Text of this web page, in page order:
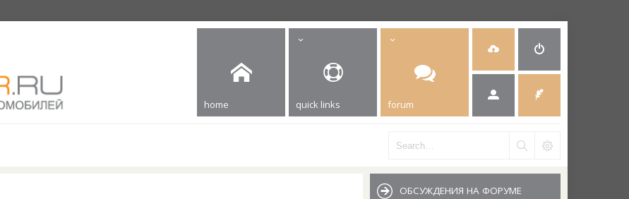
home quick links forum
ОБСУЖДЕНИЯ НА ФОРУМЕ